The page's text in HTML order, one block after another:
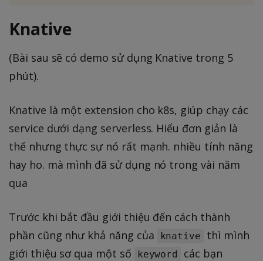
Knative
(Bài sau sẽ có demo sử dụng Knative trong 5
phút).
Knative là một extension cho k8s, giúp chạy các
service dưới dạng serverless. Hiểu đơn giản là
thế nhưng thực sự nó rất mạnh. nhiều tính năng
hay ho. mà mình đã sử dụng nó trong vài năm
qua
Trước khi bắt đầu giới thiệu đến cách thành
phần cũng như khả năng của
knative
thì mình
giới thiệu sơ qua một số
keyword
các bạn